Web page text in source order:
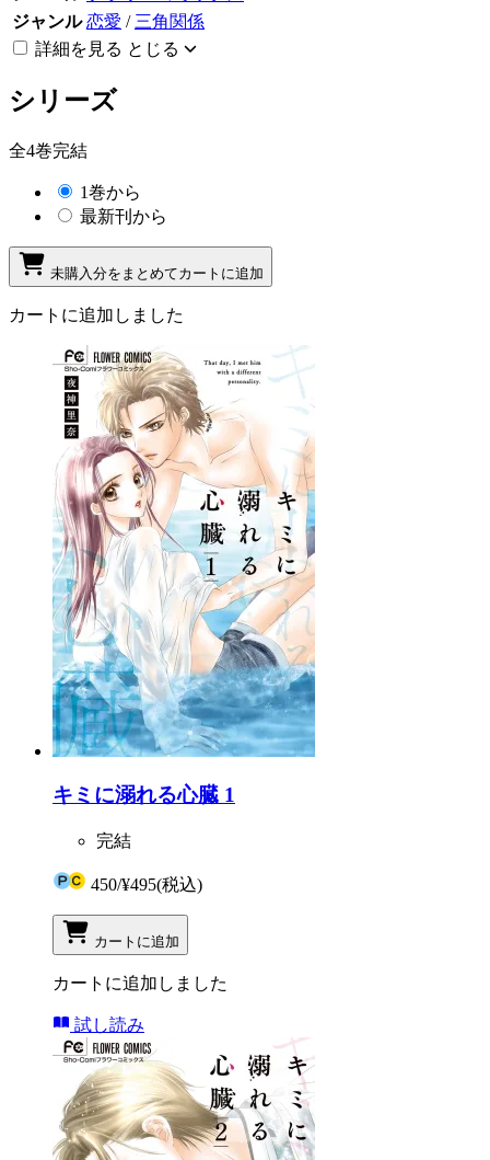
ジャンル 恋愛 / 三角関係
詳細を見る とじる
シリーズ
全4巻完結
1巻から
最新刊から
未購入分をまとめてカートに追加
カートに追加しました
キミに溺れる心臓 1
完結
450/¥495(税込)
カートに追加
カートに追加しました
試し読み